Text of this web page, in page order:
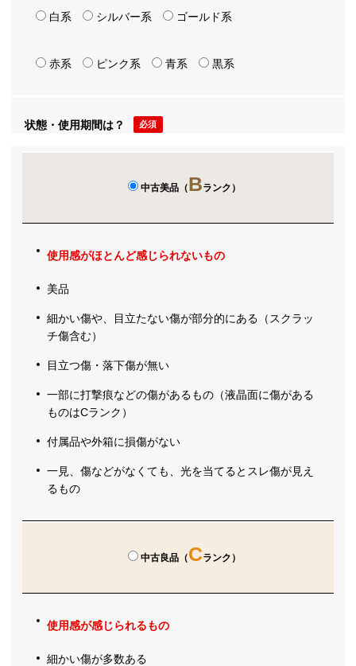
白系 シルバー系 ゴールド系
赤系 ピンク系 青系 黒系
状態・使用期間は？ 必須
中古美品（Bランク）
使用感がほとんど感じられないもの
美品
細かい傷や、目立たない傷が部分的にある（スクラッ
チ傷含む）
目立つ傷・落下傷が無い
一部に打撃痕などの傷があるもの（液晶面に傷がある
ものはCランク）
付属品や外箱に損傷がない
一見、傷などがなくても、光を当てるとスレ傷が見え
るもの
中古良品（Cランク）
使用感が感じられるもの
細かい傷が多数ある